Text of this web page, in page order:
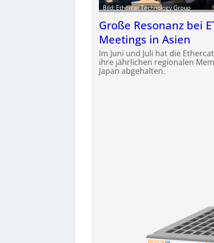
Bild: Ethercat Technology Group
Große Resonanz bei
Meetings in Asien
Im Juni und Juli hat die
ihre jährlichen regionalen
Japan abgehalten.